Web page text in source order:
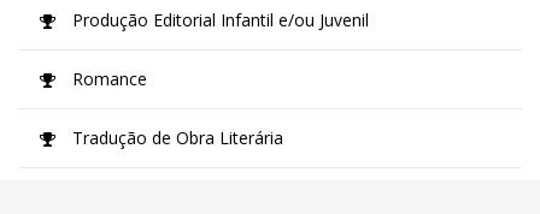
Produção Editorial Infantil e/ou Juvenil
Romance
Tradução de Obra Literária